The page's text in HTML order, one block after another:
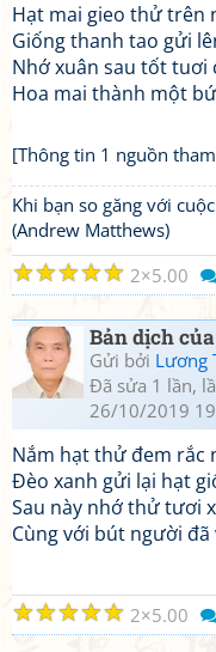
Hạt mai gieo thử trên
Giống thanh tao gửi
Nhớ xuân sau tốt tuơi
Hoa mai thành một
[Thông tin 1 nguồn
Khi bạn so găng với
(Andrew Matthews)
☆
☆
☆
☆
☆ 2 5.00
Bản dịch của
Gửi bởi Lương
Đã sửa 1 lần,
26/10/2019
Nắm hạt thử đem rắc
Đèo xanh gửi lại hạt
Sau này nhớ thử tươi
Cùng với bút người đã
☆
☆
☆
☆
☆ 2 5.00